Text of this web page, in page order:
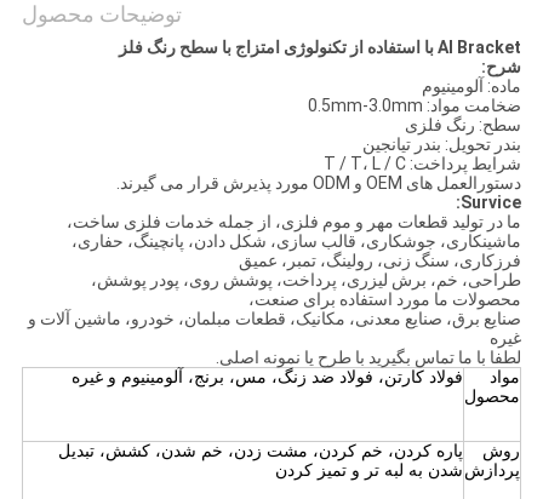
توضیحات محصول
Al Bracket با استفاده از تکنولوژی امتزاج با سطح رنگ فلز
شرح:
ماده: آلومینیوم
ضخامت مواد: 0.5mm-3.0mm
سطح: رنگ فلزی
بندر تحویل: بندر تیانجین
شرایط پرداخت: T / T، L / C
دستورالعمل های OEM و ODM مورد پذیرش قرار می گیرند.
Survice:
ما در تولید قطعات مهر و موم فلزی، از جمله خدمات فلزی ساخت،
ماشینکاری، جوشکاری، قالب سازی، شکل دادن، پانچینگ، حفاری،
فرزکاری، سنگ زنی، رولینگ، تمبر، عمیق
طراحی، خم، برش لیزری، پرداخت، پوشش روی، پودر پوشش،
محصولات ما مورد استفاده برای صنعت،
صنایع برق، صنایع معدنی، مکانیک، قطعات مبلمان، خودرو، ماشین آلات و
غیره
لطفا با ما تماس بگیرید با طرح یا نمونه اصلی.
مواد
محصول
فولاد کارتن، فولاد ضد زنگ، مس، برنج، آلومینیوم و غیره
روش
پردازش
پاره کردن، خم کردن، مشت زدن، خم شدن، کشش، تبدیل
شدن به لبه تر و تمیز کردن